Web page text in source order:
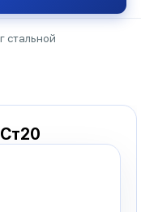
стальной